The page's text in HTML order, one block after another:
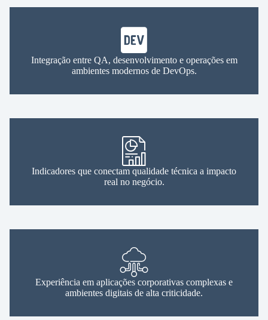
Integração entre QA, desenvolvimento e operações em
ambientes modernos de DevOps.
Indicadores que conectam qualidade técnica a impacto
real no negócio.
Experiência em aplicações corporativas complexas e
ambientes digitais de alta criticidade.